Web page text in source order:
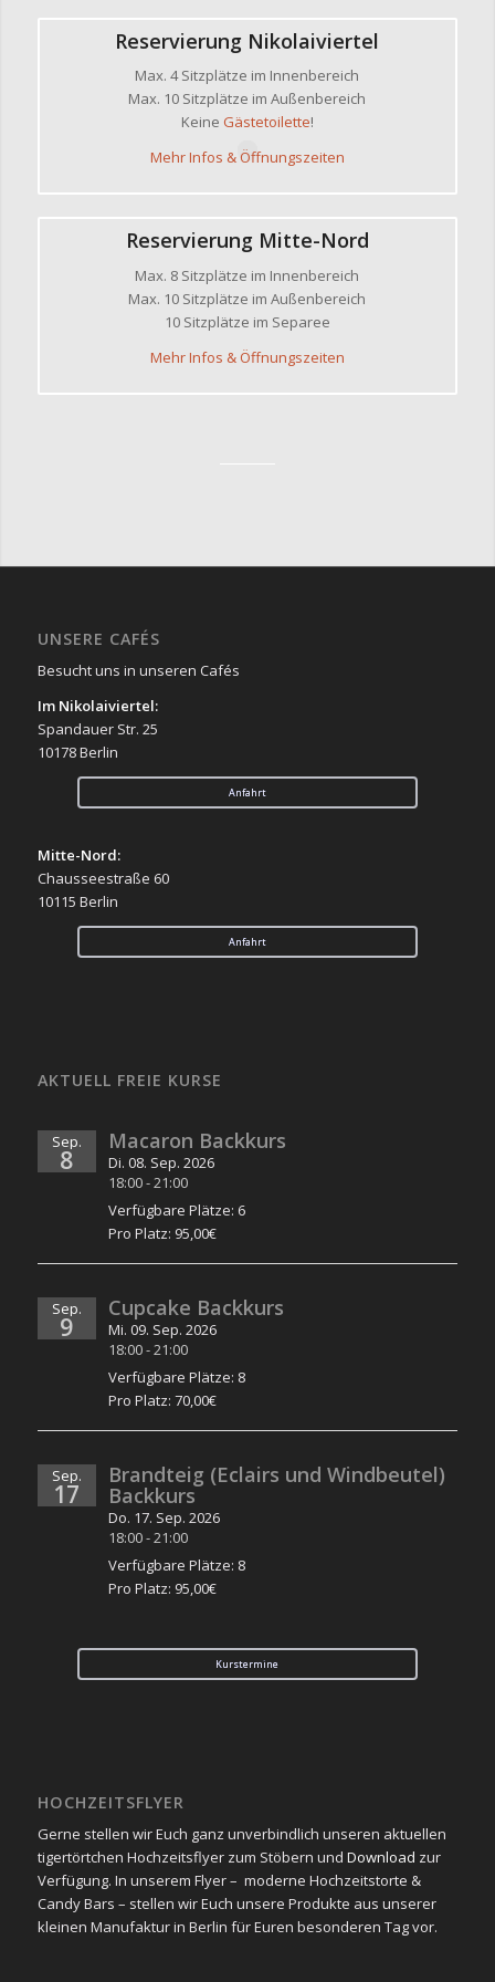
Reservierung Nikolaiviertel
Max. 4 Sitzplätze im Innenbereich
Max. 10 Sitzplätze im Außenbereich
Keine Gästetoilette!
Mehr Infos & Öffnungszeiten
Reservierung Mitte-Nord
Max. 8 Sitzplätze im Innenbereich
Max. 10 Sitzplätze im Außenbereich
10 Sitzplätze im Separee
Mehr Infos & Öffnungszeiten
UNSERE CAFÉS
Besucht uns in unseren Cafés
Im Nikolaiviertel:
Spandauer Str. 25
10178 Berlin
Anfahrt
Mitte-Nord:
Chausseestraße 60
10115 Berlin
Anfahrt
AKTUELL FREIE KURSE
Sep.
8
Macaron Backkurs
Di. 08. Sep. 2026
18:00-21:00
Verfügbare Plätze: 6
Pro Platz: 95,00€
Sep.
9
Cupcake Backkurs
Mi. 09. Sep. 2026
18:00-21:00
Verfügbare Plätze: 8
Pro Platz: 70,00€
Sep.
17
Brandteig (Eclairs und Windbeutel)
Backkurs
Do. 17. Sep. 2026
18:00-21:00
Verfügbare Plätze: 8
Pro Platz: 95,00€
Kurstermine
HOCHZEITSFLYER
Gerne stellen wir Euch ganz unverbindlich unseren aktuellen
tigertörtchen Hochzeitsflyer zum Stöbern und Download zur
Verfügung. In unserem Flyer – moderne Hochzeitstorte &
Candy Bars – stellen wir Euch unsere Produkte aus unserer
kleinen Manufaktur in Berlin für Euren besonderen Tag vor.